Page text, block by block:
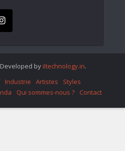
by iItechnology.in.
Industrie Artistes
Styles
Qui sommes-nous ? Contact